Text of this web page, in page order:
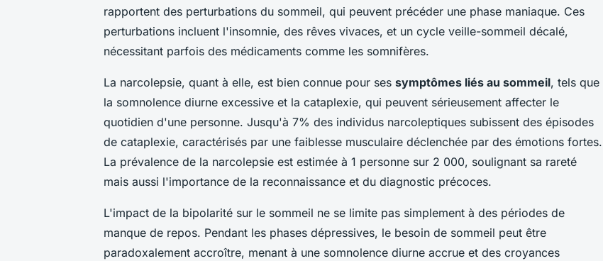
rapportent des perturbations du sommeil, qui peuvent précéder une phase maniaque. Ces
perturbations incluent l'insomnie, des rêves vivaces, et un cycle veille-sommeil décalé,
nécessitant parfois des médicaments comme les somnifères.
La narcolepsie, quant à elle, est bien connue pour ses symptômes liés au sommeil, tels que
la somnolence diurne excessive et la cataplexie, qui peuvent sérieusement affecter le
quotidien d'une personne. Jusqu'à 7% des individus narcoleptiques subissent des épisodes
de cataplexie, caractérisés par une faiblesse musculaire déclenchée par des émotions fortes.
La prévalence de la narcolepsie est estimée à 1 personne sur 2 000, soulignant sa rareté
mais aussi l'importance de la reconnaissance et du diagnostic précoces.
L'impact de la bipolarité sur le sommeil ne se limite pas simplement à des périodes de
manque de repos. Pendant les phases dépressives, le besoin de sommeil peut être
paradoxalement accroître, menant à une somnolence diurne accrue et des croyances